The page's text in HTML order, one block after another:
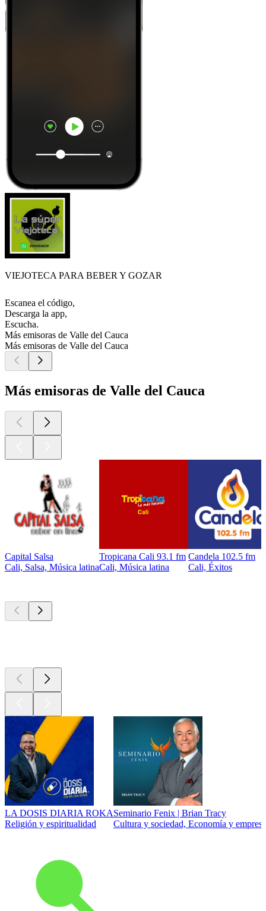
VIEJOTECA PARA BEBER Y GOZAR
Escanea el código,
Descarga la app,
Escucha.
Más emisoras de Valle del Cauca
Más emisoras de Valle del Cauca
Más emisoras de Valle del Cauca
Capital Salsa
Cali, Salsa, Música latina
Tropicana Cali 93.1 fm
Cali, Música latina
Candela 102.5 fm
Cali, Éxitos
LA DOSIS DIARIA ROKA
Religión y espiritualidad
Seminario Fenix | Brian Tracy
Cultura y sociedad, Economía y